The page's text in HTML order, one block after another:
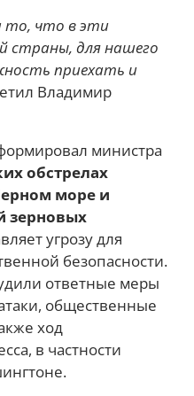
то, что в эти
страны, для нашего
приехать и
Владимир
министра
обстрелах
море и
зерновых
угрозу для
безопасности.
ответные меры
общественные
ход
в частности